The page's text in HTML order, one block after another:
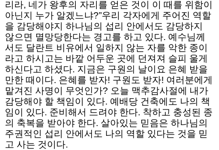
리라, 네가 왕후의 자리를 얻은 것이 이 때를 위함이
아닌지 누가 알겠느냐?”우리 각자에게 주어진 역할
을 감당해야지 하나님의 섭리 안에서도 감당하지
않으면 멸망당한다는 경고를 하고 있다. 예수님께
서도 달란트 비유에서 일하지 않는 자를 악한 종이
라고 하시고는 바깥 어두운 곳에 던져져 슬피 울게
하신다고 하셨다. 지금은 구원의 날이요 은혜 받을
만한 때이다. 은혜를 받자! 구원도 받자! 여러분에게
맡겨진 사명이 무엇인가? 오늘 맥추감사절에 내가
감당해야 할 책임이 있다. 예배당 건축에도 나의 책
임이 있다. 준비해서 드려야 한다. 착하고 충성된 종
의 축복을 받아야 한다. 살아있는 믿음은 하나님의
주권적인 섭리 안에서도 나의 역할 있다는 것을 믿
고 사는 것이다.